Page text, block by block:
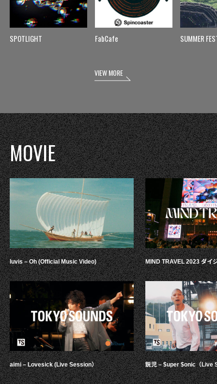
SPOTLIGHT FabCafe SUMMER
VIEW MORE
MOVIE
luvis – Oh (Official Music Video)
aimi – Lovesick (Live Session）
MIND TRAVEL 2023 ダイ
鋭児 – $uper $onic（Live